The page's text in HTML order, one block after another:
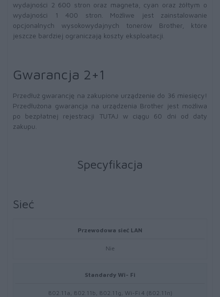
wydajności 2 600 stron oraz magneta, cyan oraz żółtym o
wydajności 1 400 stron. Możliwe jest zainstalowanie
opcjonalnych wysokowydajnych tonerów Brother, które
jeszcze bardziej ograniczają koszty eksploatacji.
Gwarancja 2+1
Przedłuż gwarancję na zakupione urządzenie do 36 miesięcy!
Przedłużona gwarancja na urządzenia Brother jest możliwa
po bezpłatnej rejestracji TUTAJ w ciągu 60 dni od daty
zakupu.
Specyfikacja
Sieć
Przewodowa sieć LAN
Nie
Standardy Wi- Fi
802.11a, 802.11b, 802.11g, Wi-Fi 4 (802.11n)